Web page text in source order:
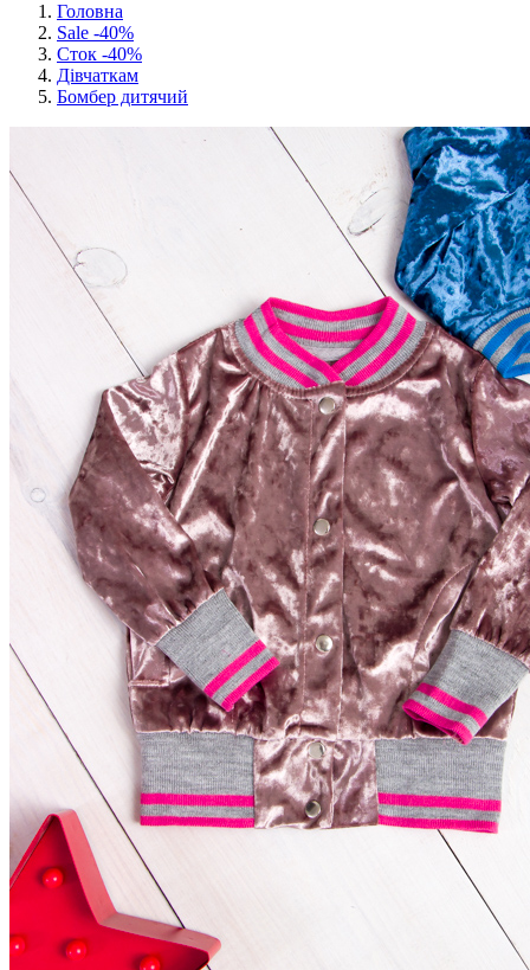
Головна
Sale -40%
Сток -40%
Дівчаткам
Бомбер дитячий